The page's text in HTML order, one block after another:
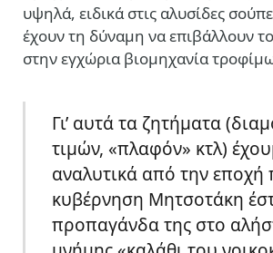
υψηλά, ειδικά στις αλυσίδες
έχουν τη δύναμη να επιβάλλουν
στην εγχώρια βιομηχανία
Γι’ αυτά τα ζητήματα
τιμών, «πλαφόν» κτλ)
αναλυτικά από την εποχή
κυβέρνηση Μητσοτάκη
προπαγάνδα της στο